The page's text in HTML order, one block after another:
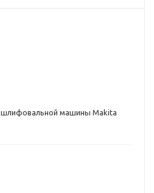
шлифовальной машины Makita